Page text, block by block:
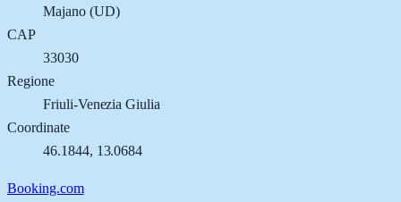
Majano(UD)
CAP
33030
Regione
Friuli-Venezia Giulia
Coordinate
46.1844, 13.0684
Booking.com